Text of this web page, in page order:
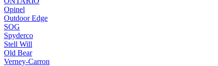
Opinel
Outdoor Edge
SOG
Spyderco
Stell Will
Old Bear
Verney-Carron